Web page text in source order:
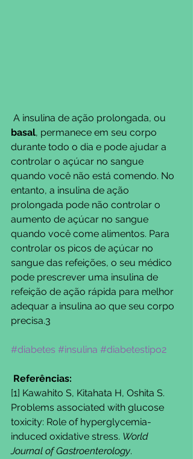
A insulina de ação prolongada, ou
basal, permanece em seu corpo
durante todo o dia e pode ajudar a
controlar o açúcar no sangue
quando você não está comendo. No
entanto, a insulina de ação
prolongada pode não controlar o
aumento de açúcar no sangue
quando você come alimentos. Para
controlar os picos de açúcar no
sangue das refeições, o seu médico
pode prescrever uma insulina de
refeição de ação rápida para melhor
adequar a insulina ao que seu corpo
precisa.3
#diabetes #insulina #diabetestipo2
Referências:
[1] Kawahito S, Kitahata H, Oshita S.
Problems associated with glucose
toxicity: Role of hyperglycemia-
induced oxidative stress. World
Journal of Gastroenterology.